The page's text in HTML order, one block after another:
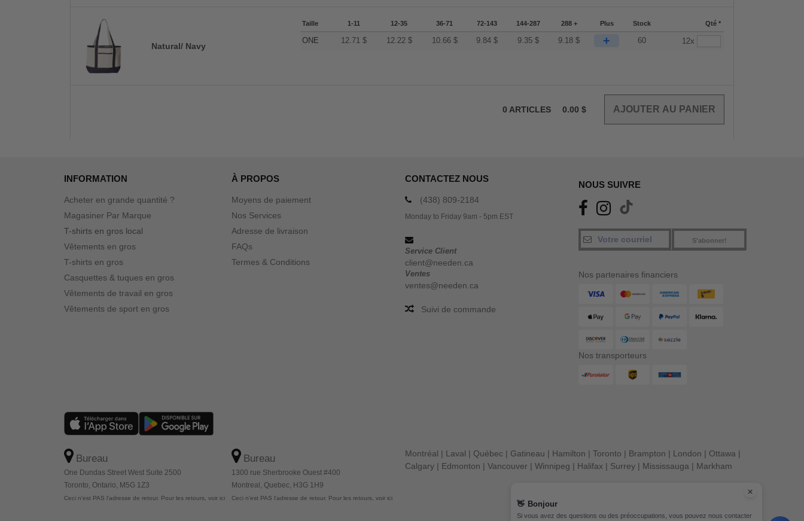
Natural/ Navy
Taille 1-11 12-35 36-71 72-143 144-287 288 + Plus Stock Qté *
ONE 12.71 $ 12.22 $ 10.66 $ 9.84$ 9.35 $ 9.18$ + 60 12x
0 ARTICLES 0.00 $
INFORMATION
Acheter en grande quantité ?
Magasiner Par Marque
T-shirts en gros local
Vêtements en gros
T-shirts en gros
Casquettes & tuques en gros
Vêtements de travail en gros
Vêtements de sport en gros
À PROPOS
Moyens de paiement
Nos Services
Adresse de livraison
FAQs
Termes & Conditions
CONTACTEZ NOUS
(438) 809-2184
Monday to Friday 9am - 5pm EST
Service Client
client@needen.ca
Ventes
ventes@needen.ca
Suivi de commande
NOUS SUIVRE
S'abonner!
Nos partenaires financiers
Nos transporteurs
Bureau
One Dundas Street West Suite 2500
Toronto, Ontario, M5G 1Z3
Ceci n'est PAS l'adresse de retour. Pour les retours, voir ici
Bureau
1300 rue Sherbrooke Ouest #400
Montreal, Quebec, H3G 1H9
Ceci n'est PAS l'adresse de retour. Pour les retours, voir ici
Montréal | Laval | Québec | Gatineau | Hamilton | Toronto | Brampton | London | Ottawa |
Calgary | Edmonton | Vancouver | Winnipeg | Halifax | Surrey | Mississauga | Markham
👋 Bonjour
Si vous avez des questions ou des préoccupations, vous pouvez nous contacter